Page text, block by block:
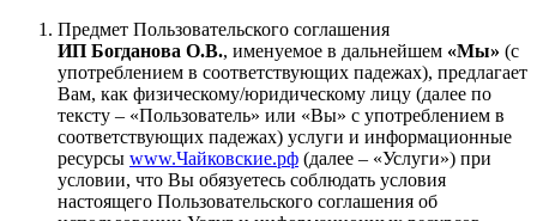
Предмет Пользовательского соглашения
ИП Богданова О.В., именуемое в дальнейшем «Мы» (с
употреблением в соответствующих падежах), предлагает
Вам, как физическому/юридическому лицу (далее по
тексту – «Пользователь» или «Вы» с употреблением в
соответствующих падежах) услуги и информационные
ресурсы www.Чайковские.рф (далее – «Услуги») при
условии, что Вы обязуетесь соблюдать условия
настоящего Пользовательского соглашения об